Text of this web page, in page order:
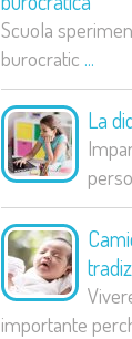
Scuola
burocratic ...
La
importante